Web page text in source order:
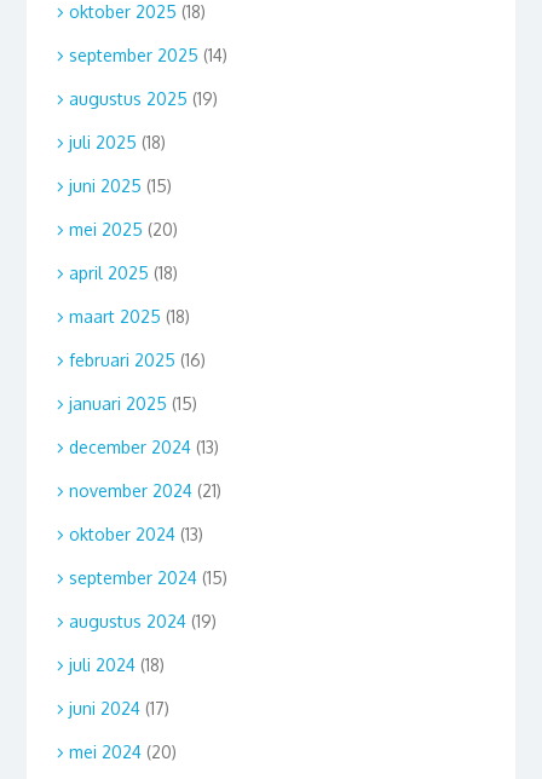
oktober 2025 (18)
september 2025 (14)
augustus 2025 (19)
juli 2025 (18)
juni 2025 (15)
mei 2025 (20)
april 2025 (18)
maart 2025 (18)
februari 2025 (16)
januari 2025 (15)
december 2024(13)
november 2024(21)
oktober 2024(13)
september 2024(15)
augustus 2024(19)
juli 2024(18)
juni 2024(17)
mei 2024(20)